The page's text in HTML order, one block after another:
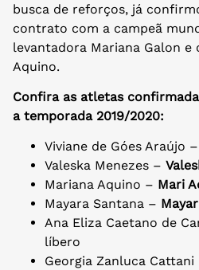
busca de reforços, já
contrato com a campeã
levantadora Mariana Galon e
Aquino.
Confira as atletas
a temporada 2019/2020:
Viviane de Góes Araújo –
Valeska Menezes –
Mariana Aquino – Mari
Mayara Santana –
Ana Eliza Caetano de
líbero
Georgia Zanluca Cattani